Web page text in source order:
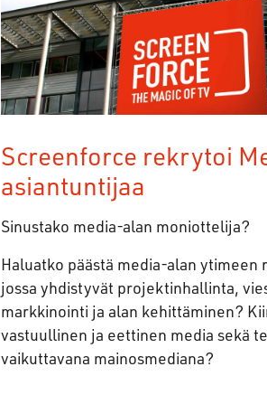
Screenforce rekrytoi
asiantuntijaa
Sinustako media-alan moniottelija?
Haluatko päästä media-alan ytimeen
jossa yhdistyvät projektinhallinta,
markkinointi ja alan kehittäminen?
vastuullinen ja eettinen media sekä
vaikuttavana mainosmediana?